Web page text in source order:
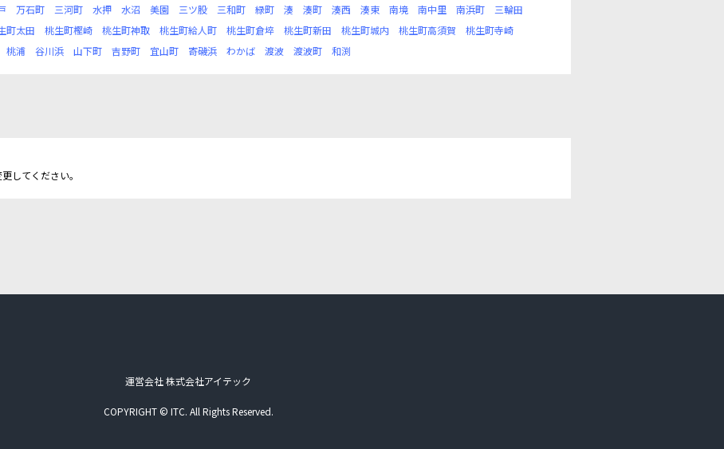
万石町 三河町 水押 水沼 美園 三ツ股 三和町 緑町 湊 湊町 湊西 湊東 南境 南中里 南浜町
三輪田
町太田 桃生町樫崎 桃生町神取 桃生町給人町 桃生町倉埣 桃生町新田 桃生町城内 桃生町高須賀
桃生町寺崎
桃浦 谷川浜 山下町 吉野町 宜山町 寄磯浜 わかば 渡波 渡波町 和渕
してください。
運営会社 株式会社アイテック
COPYRIGHT © ITC. All Rights Reserved.